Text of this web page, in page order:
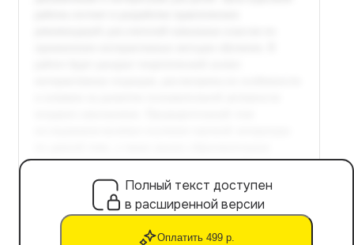
Полный текст доступен
в расширенной версии
Оплатить 499 р.